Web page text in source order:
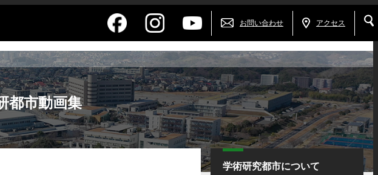
お問い合わせ アクセス
都市動画集
学術研究都市について